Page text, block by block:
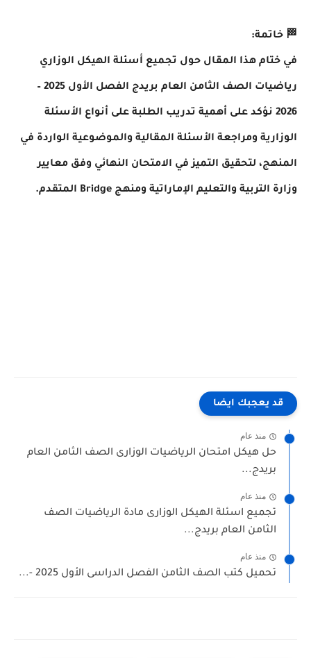
🏁 خاتمة:
في ختام هذا المقال حول تجميع أسئلة الهيكل الوزاري
رياضيات الصف الثامن العام بريدج الفصل الأول 2025 –
2026 نؤكد على أهمية تدريب الطلبة على أنواع الأسئلة
الوزارية ومراجعة الأسئلة المقالية والموضوعية الواردة في
المنهج، لتحقيق التميز في الامتحان النهائي وفق معايير
وزارة التربية والتعليم الإماراتية ومنهج Bridge المتقدم.
قد يعجبك ايضا
منذ عام
حل هيكل امتحان الرياضيات الوزارى الصف الثامن العام
بريدج...
منذ عام
تجميع اسئلة الهيكل الوزارى مادة الرياضيات الصف
الثامن العام بريدج...
منذ عام
تحميل كتب الصف الثامن الفصل الدراسى الأول 2025 -...